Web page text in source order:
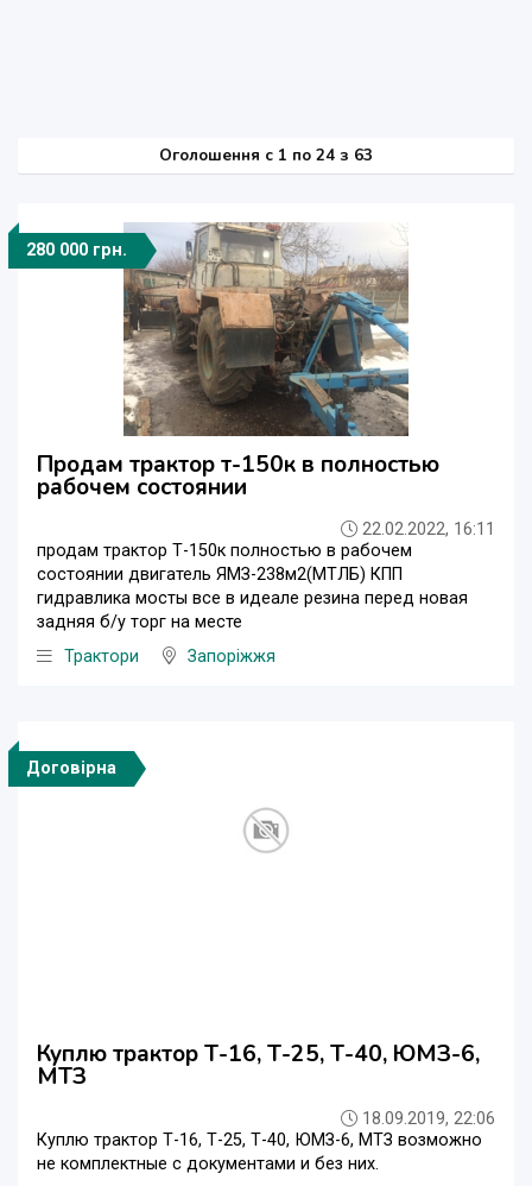
Оголошення c 1 по 24 з 63
280 000 грн.
Продам трактор т-150к в полностью
рабочем состоянии
22.02.2022, 16:11
продам трактор Т-150к полностью в рабочем
состоянии двигатель ЯМЗ-238м2(МТЛБ) КПП
гидравлика мосты все в идеале резина перед новая
задняя б/у торг на месте
Трактори
Запоріжжя
Договірна
Куплю трактор Т-16, Т-25, Т-40, ЮМЗ-6,
МТЗ
18.09.2019, 22:06
Куплю трактор Т-16, Т-25, Т-40, ЮМЗ-6, МТЗ возможно
не комплектные с документами и без них.